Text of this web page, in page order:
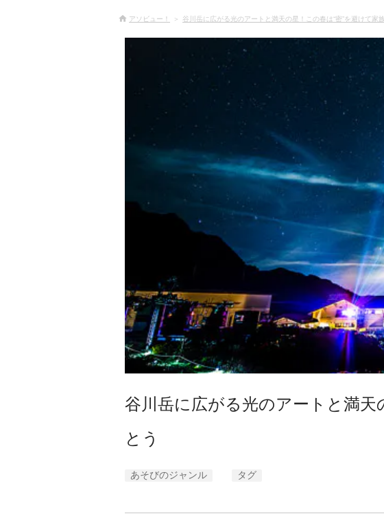
アソビュー！ 谷川岳に広がる光のアートと満天の星！この春は“密”を避けて家
谷川岳に広がる光のアートと満天
とう
あそびのジャンル タグ